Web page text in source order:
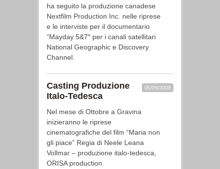
ha seguito la produzione canadese
Nextfilm Production Inc. nelle riprese
e le interviste per il documentario
“Mayday 5&7″ per i canali satellitari
National Geographic e Discovery
Channel.
05/09/2008
Casting Produzione
Italo-Tedesca
Nel mese di Ottobre a Gravina
inizieranno le riprese
cinematografiche del film “Maria non
gli piace” Regia di Neele Leana
Vollmar – produzione italo-tedesca,
ORISA production.